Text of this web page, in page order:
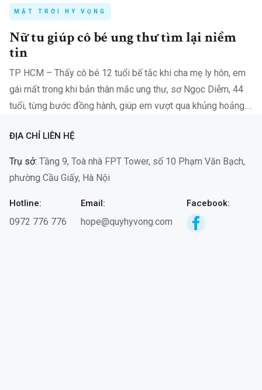
MẶT TRỜI HY VỌNG
Nữ tu giúp cô bé ung thư tìm lại niềm
tin
TP HCM – Thấy cô bé 12 tuổi bế tắc khi cha mẹ ly hôn, em
gái mất trong khi bản thân mắc ung thư, sơ Ngọc Diễm, 44
tuổi, từng bước đồng hành, giúp em vượt qua khủng hoảng.
ĐỊA CHỈ LIÊN HỆ
Trụ sở: Tầng 9, Toà nhà FPT Tower, số 10 Phạm Văn Bạch,
phường Cầu Giấy, Hà Nội
Hotline:
0972 776 776
Email:
hope@quyhyvong.com
Facebook: